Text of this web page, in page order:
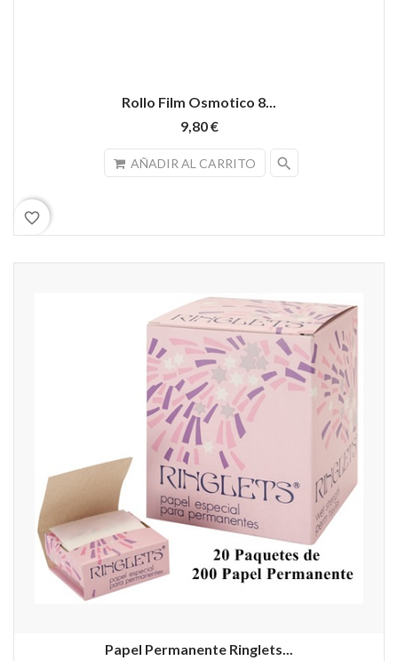
Rollo Film Osmotico 8...
9,80 €
AÑADIR AL CARRITO search
favorite_border
Papel Permanente Ringlets...